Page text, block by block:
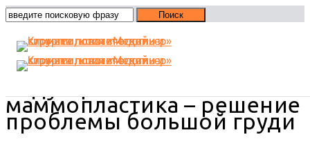
маммопластика – решение
проблемы большой груди